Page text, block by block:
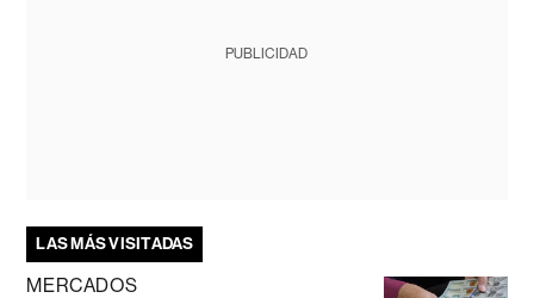
PUBLICIDAD
LAS MÁS VISITADAS
MERCADOS